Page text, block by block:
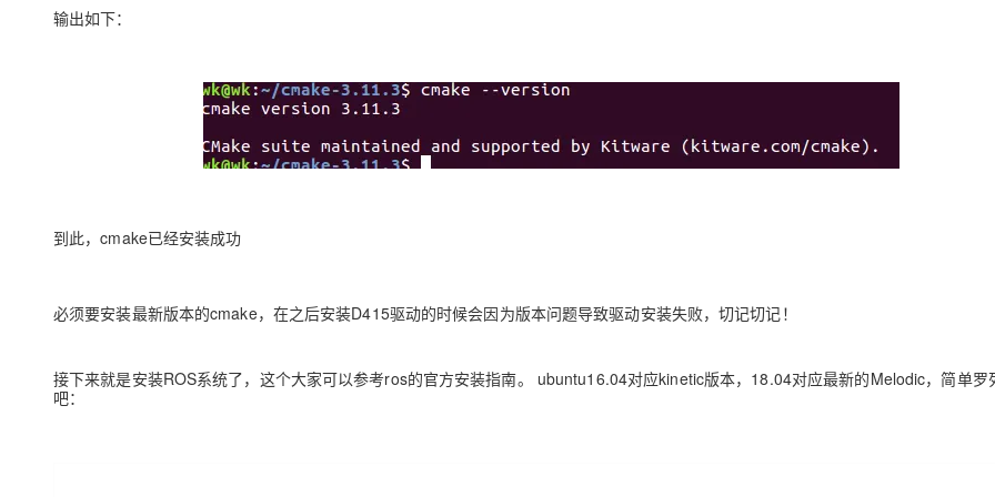
输出如下：
到此，cmake已经安装成功
必须要安装最新版本的cmake，在之后安装D415驱动的时候会因为版本问题导致驱动安装失败，切记切记！
接下来就是安装ROS系统了，这个大家可以参考ros的官方安装指南。 ubuntu16.04对应kinetic版本，18.04对应最新的Melodic，简单罗
吧：